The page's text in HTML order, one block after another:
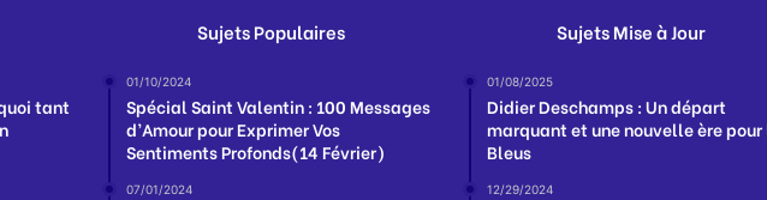
tant
Sujets Populaires
01/10/2024
Spécial Saint Valentin : 100 Messages
d’Amour pour Exprimer Vos
Sentiments Profonds(14 Février)
07/01/2024
Sujets Mise à Jour
01/08/2025
Didier Deschamps : Un départ
marquant et une nouvelle ère pour
Bleus
12/29/2024